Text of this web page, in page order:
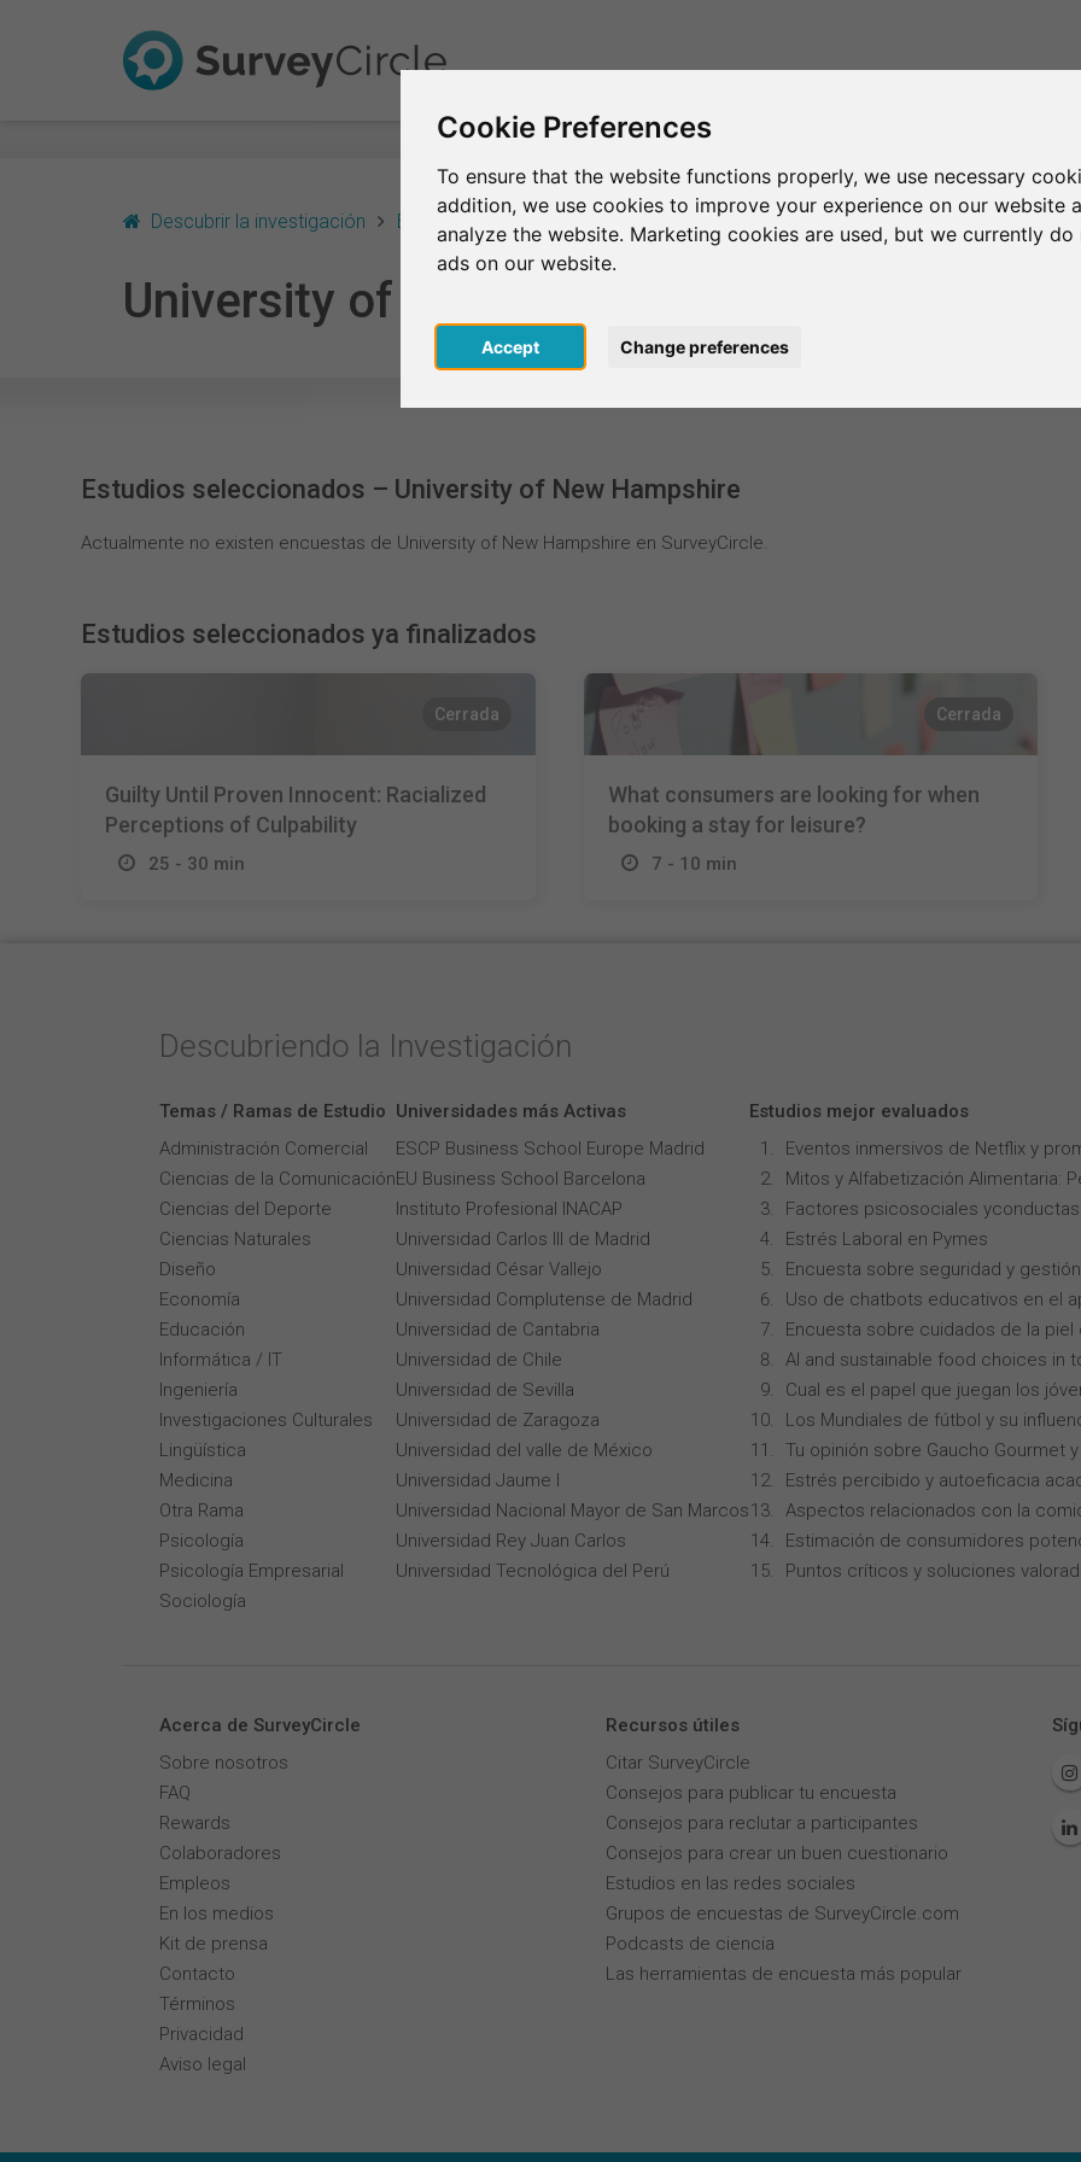
Cookie Preferences
To ensure that the website functions properly, we use necessary
addition, we use cookies to improve your experience on our website
analyze the website. Marketing cookies are used, but we currently
ads on our website.
Accept Change preferences
Descubrir la investigación Estados Unidos Durham University of New Hampshire
University of New Hampshire
Estudios seleccionados – University of New Hampshire
Actualmente no existen encuestas de University of New Hampshire en SurveyCircle.
Estudios seleccionados ya finalizados
Cerrada
Guilty Until Proven Innocent: Racialized
Perceptions of Culpability
25 - 30 min
Cerrada
What consumers are looking for when
booking a stay for leisure?
7 - 10 min
Descubriendo la Investigación
Temas / Ramas de Estudio
Administración Comercial
Ciencias de la Comunicación
Ciencias del Deporte
Ciencias Naturales
Diseño
Economía
Educación
Informática / IT
Ingeniería
Investigaciones Culturales
Lingüística
Medicina
Otra Rama
Psicología
Psicología Empresarial
Sociología
Universidades más Activas
ESCP Business School Europe Madrid
EU Business School Barcelona
Instituto Profesional INACAP
Universidad Carlos III de Madrid
Universidad César Vallejo
Universidad Complutense de Madrid
Universidad de Cantabria
Universidad de Chile
Universidad de Sevilla
Universidad de Zaragoza
Universidad del valle de México
Universidad Jaume I
Universidad Nacional Mayor de San Marcos
Universidad Rey Juan Carlos
Universidad Tecnológica del Perú
Estudios mejor evaluados
Eventos inmersivos de Netflix y
Mitos y Alfabetización Alimentaria:
Factores psicosociales
Estrés Laboral en Pymes
Encuesta sobre seguridad y
Uso de chatbots educativos en el
Encuesta sobre cuidados de la piel
AI and sustainable food choices in
Cual es el papel que juegan los
Los Mundiales de fútbol y su
Tu opinión sobre Gaucho Gourmet
Estrés percibido y autoeficacia
Aspectos relacionados con la
Estimación de consumidores
Puntos críticos y soluciones
Acerca de SurveyCircle
Sobre nosotros
FAQ
Rewards
Colaboradores
Empleos
En los medios
Kit de prensa
Contacto
Términos
Privacidad
Aviso legal
Recursos útiles
Citar SurveyCircle
Consejos para publicar tu encuesta
Consejos para reclutar a participantes
Consejos para crear un buen cuestionario
Estudios en las redes sociales
Grupos de encuestas de SurveyCircle.com
Podcasts de ciencia
Las herramientas de encuesta más popular